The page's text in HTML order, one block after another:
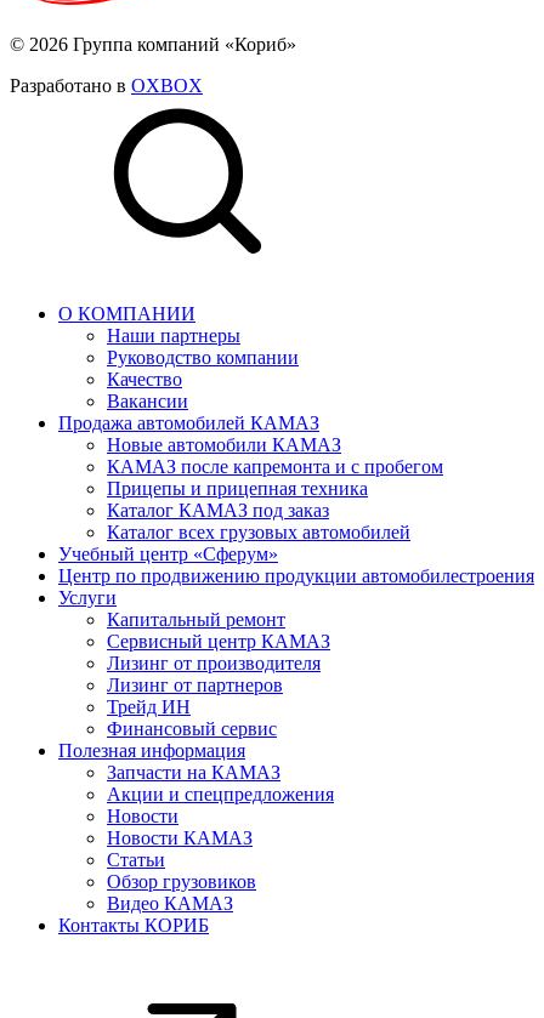
© 2026 Группа компаний «Кориб»
Разработано в OXBOX
О КОМПАНИИ
Наши партнеры
Руководство компании
Качество
Вакансии
Продажа автомобилей КАМАЗ
Новые автомобили КАМАЗ
КАМАЗ после капремонта и с пробегом
Прицепы и прицепная техника
Каталог КАМАЗ под заказ
Каталог всех грузовых автомобилей
Учебный центр «Сферум»
Центр по продвижению продукции автомобилестроения
Услуги
Капитальный ремонт
Сервисный центр КАМАЗ
Лизинг от производителя
Лизинг от партнеров
Трейд ИН
Финансовый сервис
Полезная информация
Запчасти на КАМАЗ
Акции и спецпредложения
Новости
Новости КАМАЗ
Статьи
Обзор грузовиков
Видео КАМАЗ
Контакты КОРИБ